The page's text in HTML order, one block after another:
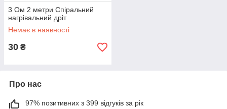
3 Ом 2 метри Спіральний
нагрівальний дріт
Немає в наявності
30 ₴
Про нас
97% позитивних з 399 відгуків за рік